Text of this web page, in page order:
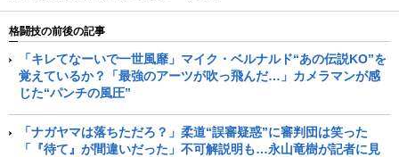
格闘技の前後の記事
「キレてなーいで一世風靡」マイク・ベルナルド“あの伝説KO”を
覚えているか？「最強のアーツが吹っ飛んだ…」カメラマンが感
じた“パンチの風圧”
「ナガヤマは落ちただろ？」柔道“誤審疑惑”に審判団は笑った
「『待て』が間違いだった」不可解説明も…永山竜樹が記者に見